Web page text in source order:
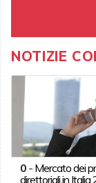
NOTIZIE
0- Mercato dei
direttoriali in Italia